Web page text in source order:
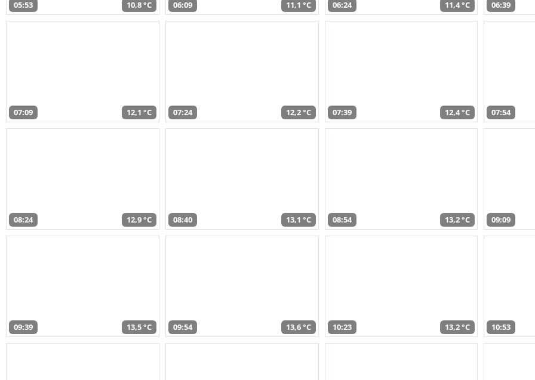
05:53 10,8 °C 06:09 11,1 °C 06:24 11,4 °C 06:39
07:09 12,1 °C 07:24 12,2 °C 07:39 12,4 °C 07:54
08:24 12,9 °C 08:40 13,1 °C 08:54 13,2 °C 09:09
09:39 13,5 °C 09:54 13,6 °C 10:23 13,2 °C 10:53